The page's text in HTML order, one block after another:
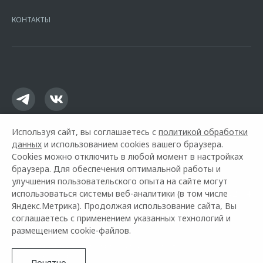
16.01.2015. Предложение ограничено и не является публичной
КОНТАКТЫ
Горячая линия OMODA: 8 (831) 211-92-74
© 2026 Нижегородец Восток
Используя сайт, вы соглашаетесь с политикой обработки
данных и использованием cookies вашего браузера.
Cookies можно отключить в любой момент в настройках
браузера. Для обеспечения оптимальной работы и
улучшения пользовательского опыта на сайте могут
использоваться системы веб-аналитики (в том числе
Яндекс.Метрика). Продолжая использование сайта, Вы
соглашаетесь с применением указанных технологий и
размещением cookie-файлов.